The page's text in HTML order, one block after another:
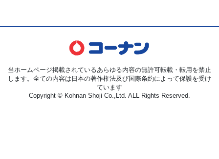
当ホームページ掲載されているあらゆる内容の無許可転載・転用を禁止
します。全ての内容は日本の著作権法及び国際条約によって保護を受け
ています
Copyright © Kohnan Shoji Co.,Ltd. ALL Rights Reserved.